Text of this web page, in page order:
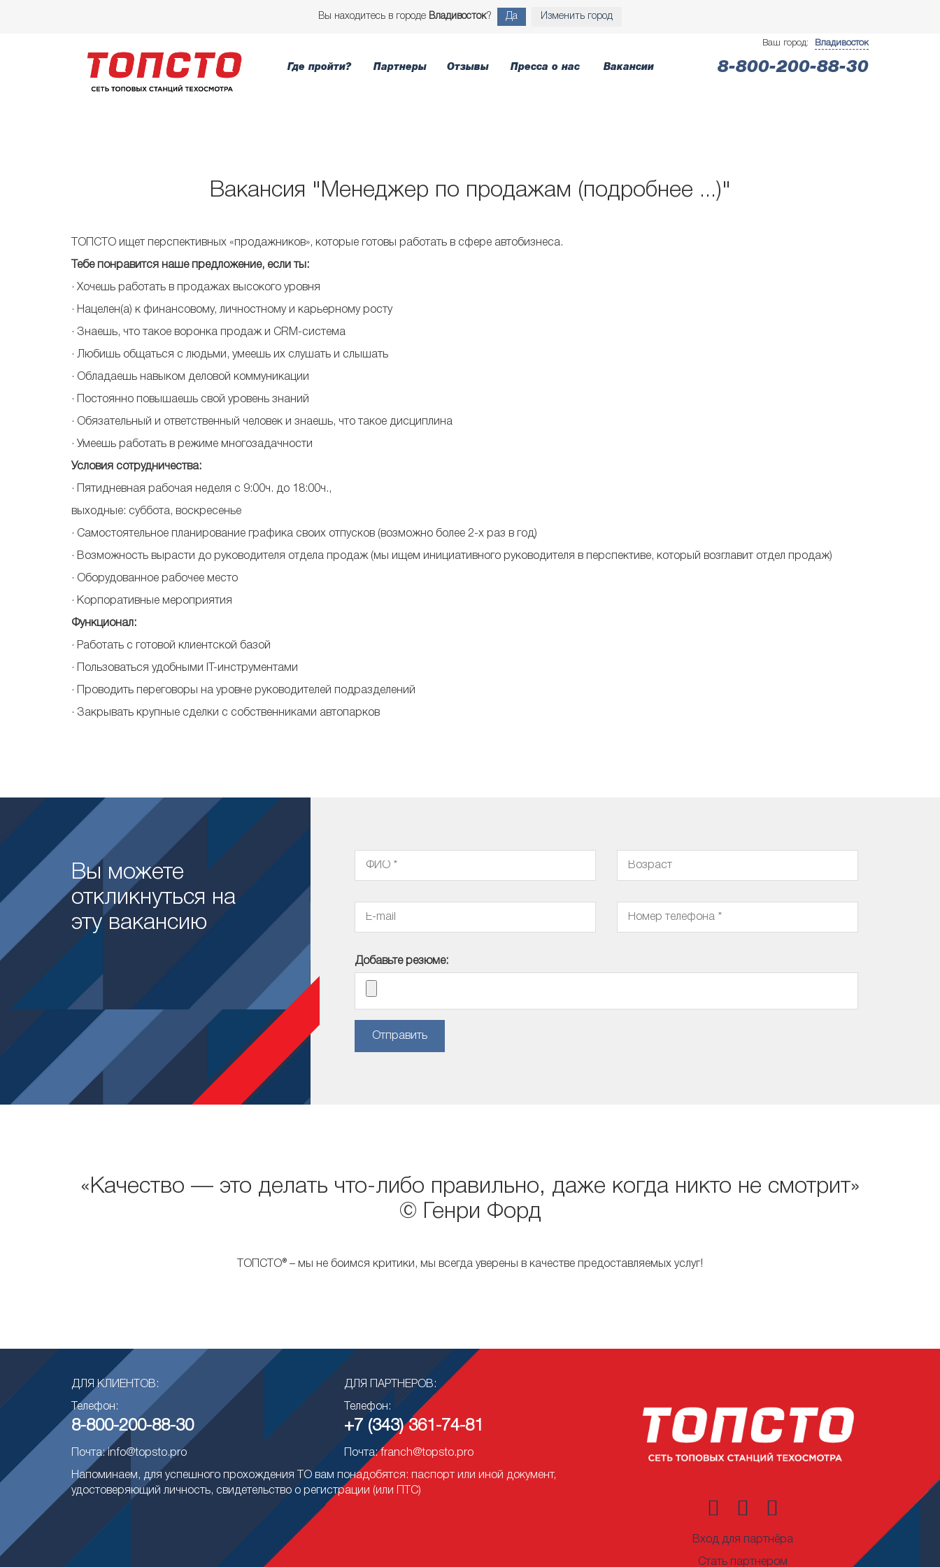
Вы находитесь в городе Владивосток? Да Изменить город
Ваш город: Владивосток
8-800-200-88-30
Где пройти? Партнеры Отзывы Пресса о нас Вакансии
Вакансия "Менеджер по продажам (подробнее ...)"
ТОПСТО ищет перспективных «продажников», которые готовы работать в сфере автобизнеса.
Тебе понравится наше предложение, если ты:
​· Хочешь работать в продажах высокого уровня
· Нацелен(а) к финансовому, личностному и карьерному росту
· Знаешь, что такое воронка продаж и CRM-система
· Любишь общаться с людьми, умеешь их слушать и слышать
· Обладаешь навыком деловой коммуникации
· Постоянно повышаешь свой уровень знаний
· Обязательный и ответственный человек и знаешь, что такое дисциплина
· Умеешь работать в режиме многозадачности
Условия сотрудничества:
· Пятидневная рабочая неделя с 9:00ч. до 18:00ч.,
выходные: суббота, воскресенье
· Самостоятельное планирование графика своих отпусков (возможно более 2-х раз в год)
· Возможность вырасти до руководителя отдела продаж (мы ищем инициативного руководителя в перспективе, который возглавит отдел продаж)
· Оборудованное рабочее место
· Корпоративные мероприятия
Функционал:
· Работать с готовой клиентской базой
· Пользоваться удобными IT-инструментами
· Проводить переговоры на уровне руководителей подразделений
· Закрывать крупные сделки с собственниками автопарков
Вы можете
откликнуться на
эту вакансию
Добавьте резюме:
Отправить
«Качество — это делать что-либо правильно, даже когда никто не смотрит»
© Генри Форд
ТОПСТО® – мы не боимся критики, мы всегда уверены в качестве предоставляемых услуг!
ДЛЯ КЛИЕНТОВ:
Телефон:
8-800-200-88-30
Почта: info@topsto.pro
ДЛЯ ПАРТНЕРОВ:
Телефон:
+7 (343) 361-74-81
Почта: franch@topsto.pro
Напоминаем, для успешного прохождения ТО вам понадобятся: паспорт или иной документ,
удостоверяющий личность, свидетельство о регистрации (или ПТС)
Вход для партнёра
Стать партнером